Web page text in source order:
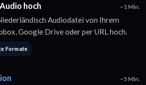
hoch ~1 Min.
Audiodatei von Ihrem
Google Drive oder per URL hoch.
Formate
~5 Min.